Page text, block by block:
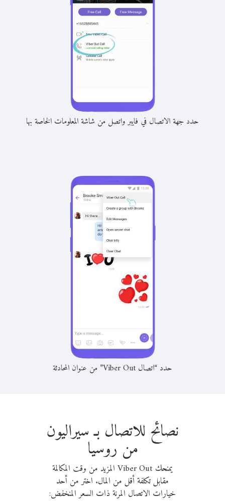
حدد جهة الاتصال في فايبر واتصل من شاشة المعلومات الخاصة بها
حدد “اتصال Viber Out” من عنوان المحادثة
نصائح للاتصال بـ سيراليون
من روسيا
يمنحك Viber Out المزيد من وقت المكالمة
مقابل تكلفة أقل من المال. اختر من أحد
خيارات الاتصال المرنة ذات السعر المنخفض: